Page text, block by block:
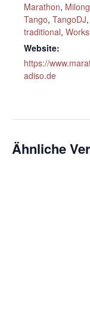
Marathon,
Tango, TangoDJ,
traditional,
Website:
https://
adiso.de
Ähnliche